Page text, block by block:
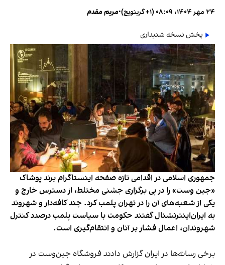
۲۴ مهر ۱۴۰۴، ۰۸:۰۹ (‎+۱ گرینویچ) •مریم مقدم
پخش نسخه شنیداری
جمهوری اسلامی در اقدامی تازه صفحه اینستاگرام برند پوشاک
«جین وست» را در پی برگزاری جشنی مختلط، از دسترس خارج و
یکی از شعبه‌های آن را در تهران پلمب کرد. چند کافه‌‌دار و شهروند
به ایران‌اینترنشنال گفتند حکومت با سیاست پلمب درصدد کنترل
شهروندان، اعمال فشار بر آنان و انتقام‌گیری است.
برخی رسانه‌ها در ایران گزارش دادند فروشگاه جین‌وست در